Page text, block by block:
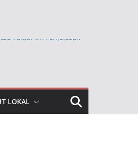
Fakta? Ini Penjelasan
Ini Faktanya
Menjaga Daya
LOKAL